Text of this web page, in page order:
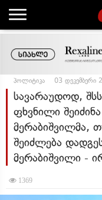
პოლიტიკა 03 დეკემბერი
სავარაუდოდ,
ფხვნილი
მერაბიშვილმა,
შეიძლება
მერაბიშვილი -
1369